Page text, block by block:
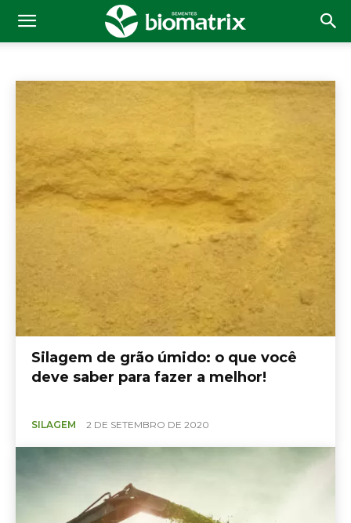
SILAGEM
Silagem de grão úmido: o que você
deve saber para fazer a melhor!
SILAGEM 2 DE SETEMBRO DE 2020